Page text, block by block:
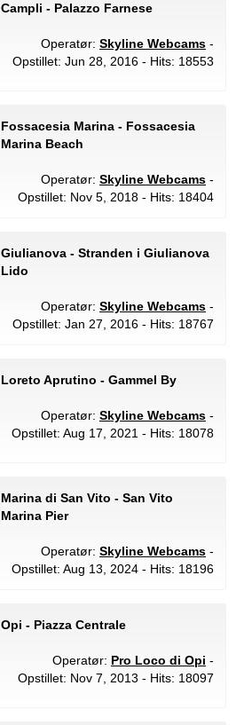
Campli - Palazzo Farnese
Operatør: Skyline Webcams -
Opstillet: Jun 28, 2016 - Hits: 18553
Fossacesia Marina - Fossacesia
Marina Beach
Operatør: Skyline Webcams -
Opstillet: Nov 5, 2018 - Hits: 18404
Giulianova - Stranden i Giulianova
Lido
Operatør: Skyline Webcams -
Opstillet: Jan 27, 2016 - Hits: 18767
Loreto Aprutino - Gammel By
Operatør: Skyline Webcams -
Opstillet: Aug 17, 2021 - Hits: 18078
Marina di San Vito - San Vito
Marina Pier
Operatør: Skyline Webcams -
Opstillet: Aug 13, 2024 - Hits: 18196
Opi - Piazza Centrale
Operatør: Pro Loco di Opi -
Opstillet: Nov 7, 2013 - Hits: 18097